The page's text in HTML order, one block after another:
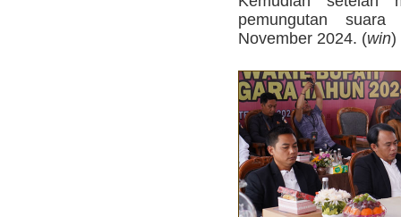
pemungutan
November 2024. (win)